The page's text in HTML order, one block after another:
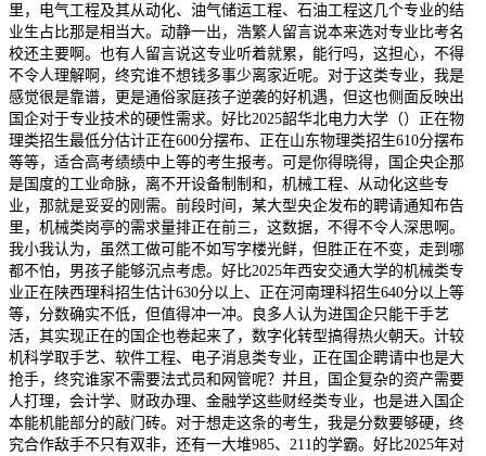
里，电气工程及其从动化、油气储运工程、石油工程这几个专业的结
业生占比那是相当大。动静一出，浩繁人留言说本来选对专业比考名
校还主要啊。也有人留言说这专业听着就累，能行吗，这担心，不得
不令人理解啊，终究谁不想钱多事少离家近呢。对于这类专业，我是
感觉很是靠谱，更是通俗家庭孩子逆袭的好机遇，但这也侧面反映出
国企对于专业技术的硬性需求。好比2025韶华北电力大学（）正在物
理类招生最低分估计正在600分摆布、正在山东物理类招生610分摆布
等等，适合高考绩绩中上等的考生报考。可是你得晓得，国企央企那
是国度的工业命脉，离不开设备制制和，机械工程、从动化这些专
业，那就是妥妥的刚需。前段时间，某大型央企发布的聘请通知布告
里，机械类岗亭的需求量排正在前三，这数据，不得不令人深思啊。
我小我认为，虽然工做可能不如写字楼光鲜，但胜正在不变，走到哪
都不怕，男孩子能够沉点考虑。好比2025年西安交通大学的机械类专
业正在陕西理科招生估计630分以上、正在河南理科招生640分以上等
等，分数确实不低，但值得冲一冲。良多人认为进国企只能干手艺
活，其实现正在的国企也卷起来了，数字化转型搞得热火朝天。计较
机科学取手艺、软件工程、电子消息类专业，正在国企聘请中也是大
抢手，终究谁家不需要法式员和网管呢？并且，国企复杂的资产需要
人打理，会计学、财政办理、金融学这些财经类专业，也是进入国企
本能机能部分的敲门砖。对于想走这条的考生，我是分数要够硬，终
究合作敌手不只有双非，还有一大堆985、211的学霸。好比2025年对